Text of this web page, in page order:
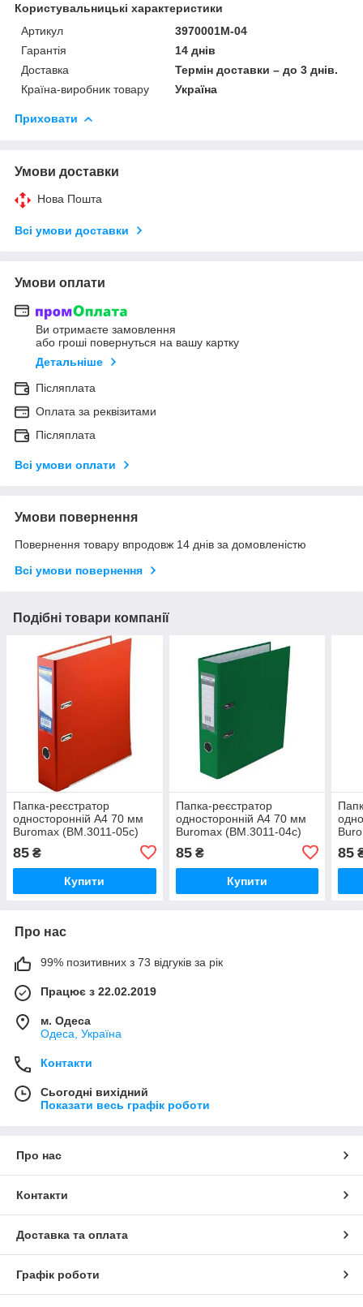
Користувальницькі характеристики
Артикул
3970001M-04
Гарантія
14 днів
Доставка
Термін доставки – до 3 днів.
Країна-виробник товару
Україна
Приховати
Умови доставки
Нова Пошта
Всі умови доставки
Умови оплати
Ви отримаєте замовлення
або гроші повернуться на вашу картку
Детальніше
Післяплата
Оплата за реквізитами
Післяплата
Всі умови оплати
Умови повернення
Повернення товару впродовж 14 днів за домовленістю
Всі умови повернення
Подібні товари компанії
Папка-реєстратор
односторонній А4 70 мм
Buromax (BM.3011-05c)
85 ₴
Купити
Папка-реєстратор
односторонній А4 70 мм
Buromax (BM.3011-04c)
85₴
Купити
85
Про нас
99% позитивних з 73 відгуків за рік
Працює з 22.02.2019
м. Одеса
Одеса, Україна
Контакти
Сьогодні вихідний
Показати весь графік роботи
Про нас
Контакти
Доставка та оплата
Графік роботи